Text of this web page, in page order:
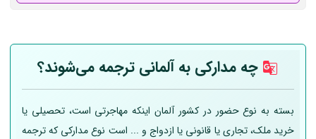
چه مدارکی بهآلمانی ترجمه می‌شوند؟
بسته به نوع حضور در کشور آلمان اینکه مهاجرتی است، تحصیلی یا
خرید ملک، تجاری یا قانونی یا ازدواج و ... است نوع مدارکی که ترجمه